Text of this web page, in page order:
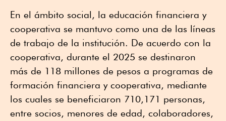
En el ámbito social, la educación financiera y
cooperativa se mantuvo como una de las líneas
de trabajo de la institución. De acuerdo con la
cooperativa, durante el 2025 se destinaron
más de 118 millones de pesos a programas de
formación financiera y cooperativa, mediante
los cuales se beneficiaron 710,171 personas,
entre socios, menores de edad, colaboradores,